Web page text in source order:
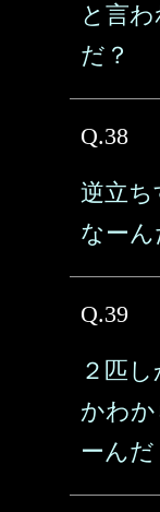
と言
だ？
Q.38
逆立ち
なーん
Q.39
２匹
かわ
ーんだ